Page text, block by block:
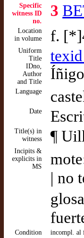
Specific
witness ID
no.
3
Location
in volume
f.
Uniform
Title
IDno,
Author
and Title
Language
Date
Title(s) in
witness
¶
Incipits &
explicits in
MS
| no
Condition
incompl. al